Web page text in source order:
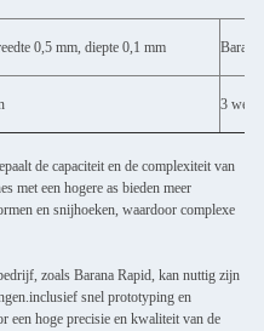
0,5 mm, diepte 0,1 mm
3
de capaciteit en de complexiteit van
met een hogere as bieden meer
en snijhoeken, waardoor complexe
zoals Barana Rapid, kan nuttig zijn
snel prototyping en
een hoge precisie en kwaliteit van de